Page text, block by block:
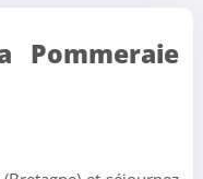
Pommeraie